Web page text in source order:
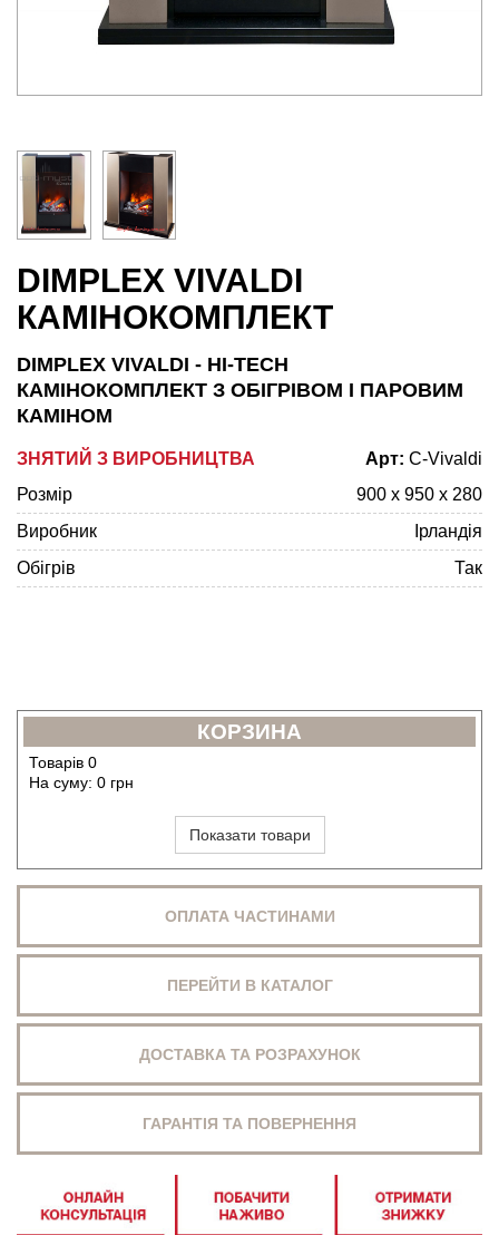
DIMPLEX VIVALDI
КАМІНОКОМПЛЕКТ
DIMPLEX VIVALDI - HI-TECH
КАМІНОКОМПЛЕКТ З ОБІГРІВОМ І ПАРОВИМ
КАМІНОМ
Арт: C-Vivaldi
ЗНЯТИЙ З ВИРОБНИЦТВА
Розмір
900 х 950 х 280
Виробник
Ірландія
Обігрів
Так
КОРЗИНА
Товарів 0
На суму: 0 грн
Показати товари
ОПЛАТА ЧАСТИНАМИ
ПЕРЕЙТИ В КАТАЛОГ
ДОСТАВКА ТА РОЗРАХУНОК
ГАРАНТІЯ ТА ПОВЕРНЕННЯ